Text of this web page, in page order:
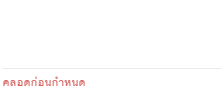
คลอดก่อนกำหนด